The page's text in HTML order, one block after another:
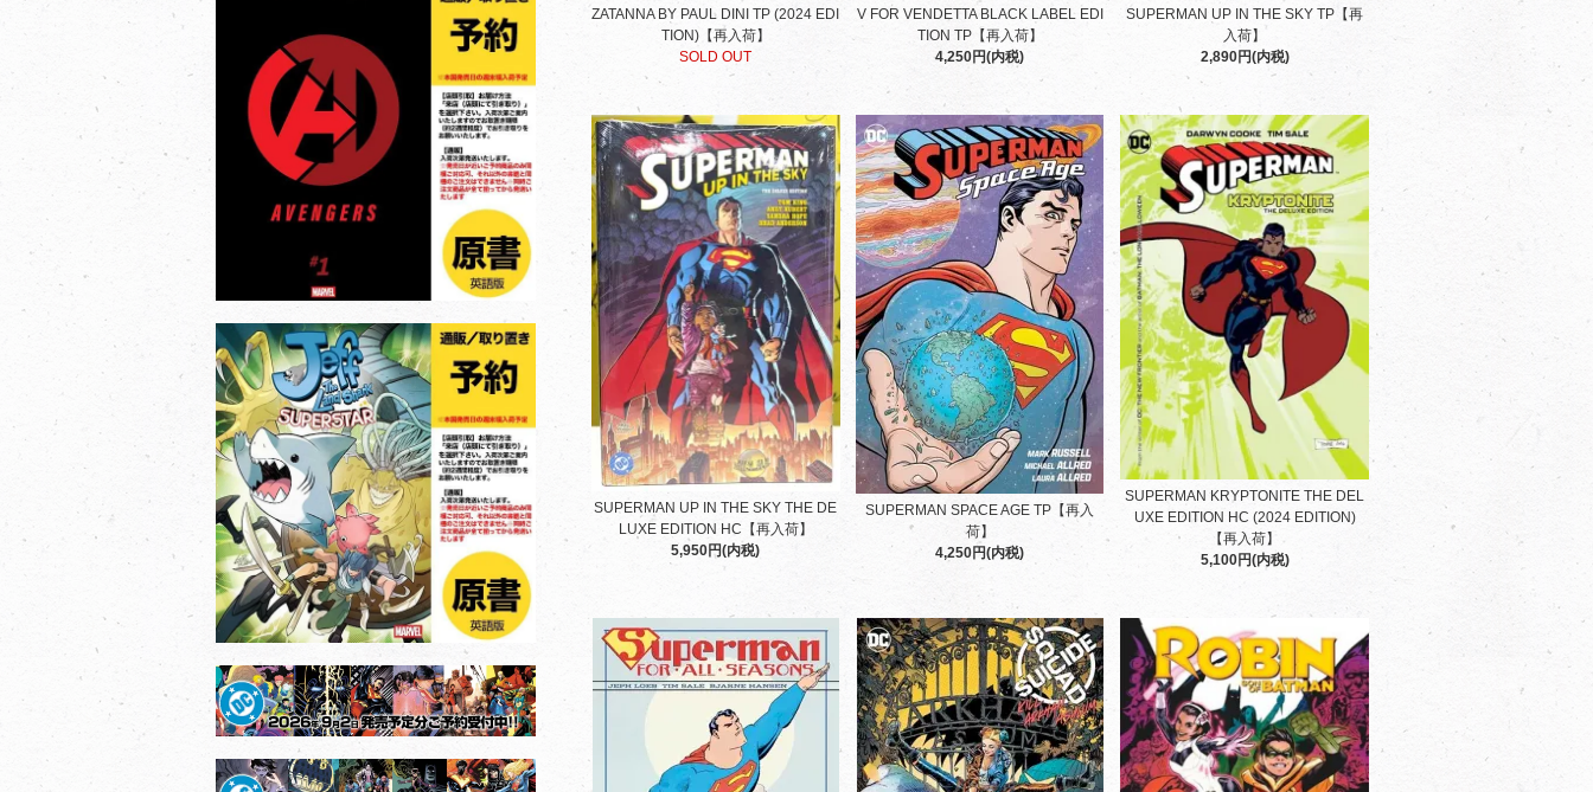
ZATANNA BY PAUL DINI TP (2024 EDI
TION)【再入荷】
SOLD OUT
V FOR VENDETTA BLACK LABEL EDI
TION TP【再入荷】
4,250円(内税)
SUPERMAN UP IN THE SKY TP【再
入荷】
2,890円(内税)
SUPERMAN UP IN THE SKY THE DE
LUXE EDITION HC【再入荷】
5,950円(内税)
SUPERMAN SPACE AGE TP【再入
荷】
4,250円(内税)
SUPERMAN KRYPTONITE THE DEL
UXE EDITION HC (2024 EDITION)
【再入荷】
5,100円(内税)